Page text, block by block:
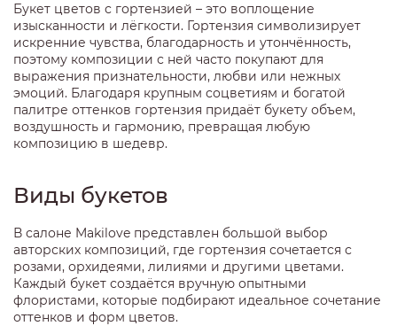
Букет цветов с гортензией – это воплощение
изысканности и лёгкости. Гортензия символизирует
искренние чувства, благодарность и утончённость,
поэтому композиции с ней часто покупают для
выражения признательности, любви или нежных
эмоций. Благодаря крупным соцветиям и богатой
палитре оттенков гортензия придаёт букету объем,
воздушность и гармонию, превращая любую
композицию в шедевр.
Виды букетов
В салоне Makilove представлен большой выбор
авторских композиций, где гортензия сочетается с
розами, орхидеями, лилиями и другими цветами.
Каждый букет создаётся вручную опытными
флористами, которые подбирают идеальное сочетание
оттенков и форм цветов.